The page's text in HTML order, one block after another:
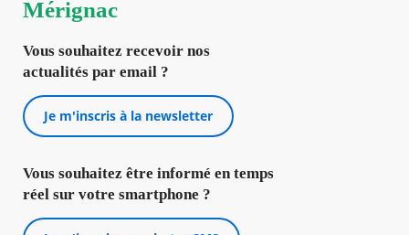
Mérignac
Vous souhaitez recevoir nos
actualités par email ?
Je m'inscris à la newsletter
Vous souhaitez être informé en temps
réel sur votre smartphone ?